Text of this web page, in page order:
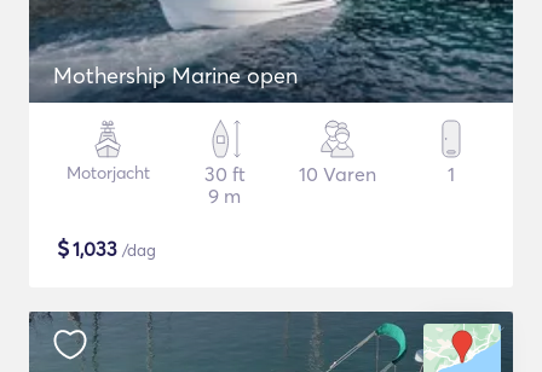
Mothership Marine open
Motorjacht
30 ft
9 m
10 Varen 1
$1,033 /dag